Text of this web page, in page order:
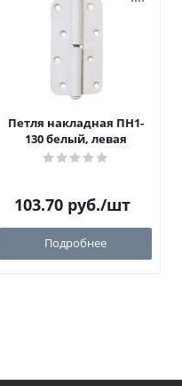
Петля накладная ПН1-
130 белый, левая
103.70 руб./шт
Подробнее